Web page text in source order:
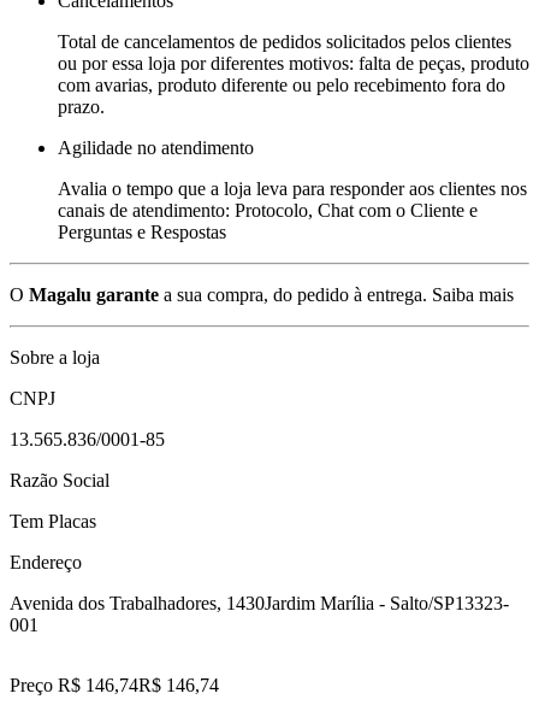
Total de cancelamentos de pedidos solicitados pelos clientes
ou por essa loja por diferentes motivos: falta de peças, produto
com avarias, produto diferente ou pelo recebimento fora do
prazo.
Agilidade no atendimento
Avalia o tempo que a loja leva para responder aos clientes nos
canais de atendimento: Protocolo, Chat com o Cliente e
Perguntas e Respostas
O Magalu garante a sua compra, do pedido à entrega. Saiba mais
Sobre a loja
CNPJ
13.565.836/0001-85
Razão Social
Tem Placas
Endereço
Avenida dos Trabalhadores, 1430Jardim Marília - Salto/SP13323-
001
Preço R$ 146,74R$ 146,74